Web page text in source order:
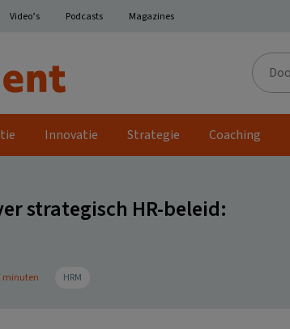
Video’s Podcasts Magazines
de
site
Innovatie Strategie Coaching
strategisch HR-beleid:
minuten HRM